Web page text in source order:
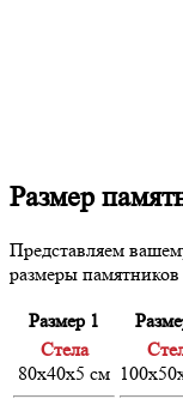
Размер
Представляем
размеры
Размер 1
Cтела
80х40х5 см